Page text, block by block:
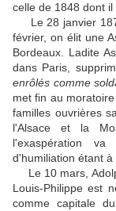
celle de 1848 dont il
Le 28 janvier
février, on élit une
Bordeaux. Ladite
dans Paris,
enrôlés comme
met fin au
familles ouvrières
l'Alsace et la
l'exaspération
d'humiliation étant à
Le 10 mars,
Louis-Philippe est
comme capitale